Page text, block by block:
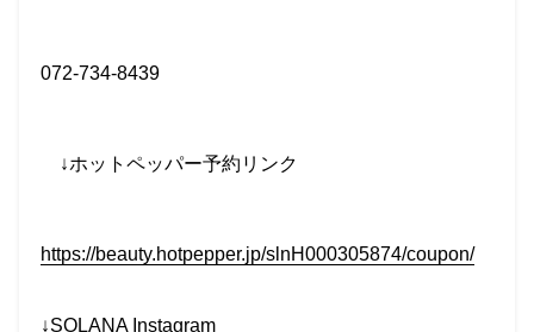
072-734-8439
↓ホットペッパー予約リンク
https://beauty.hotpepper.jp/slnH000305874/coupon/
↓SOLANA Instagram